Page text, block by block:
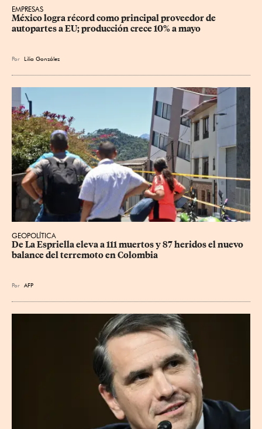
EMPRESAS
México logra récord como principal proveedor de
autopartes a EU; producción crece 10% a mayo
Por Lilia González
GEOPOLÍTICA
De La Espriella eleva a 111 muertos y 87 heridos el nuevo
balance del terremoto en Colombia
Por AFP